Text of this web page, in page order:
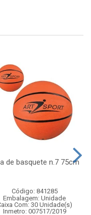
de basquete n.7 75cm
Código: 841285
Embalagem: Unidade
Com: 30 Unidade(s)
Inmetro: 007517/2019